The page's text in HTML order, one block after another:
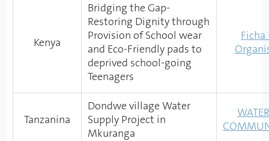
Kenya
Bridging the Gap-
Restoring Dignity through
Provision of School wear
and Eco-Friendly pads to
deprived school-going
Teenagers
Tanzanina
Dondwe village Water
Supply Project in
Mkuranga